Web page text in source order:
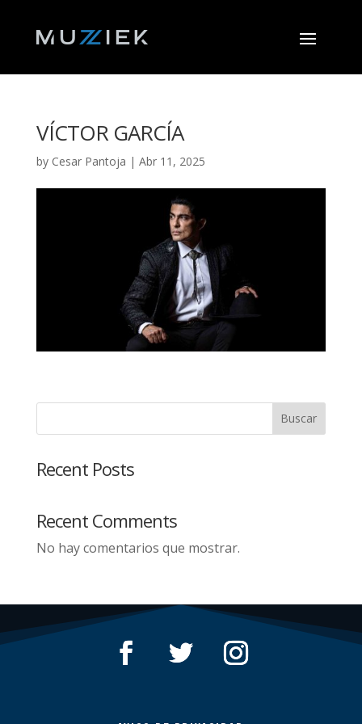
VÍCTOR GARCÍA
by Cesar Pantoja | Abr 11, 2025
Buscar
Recent Posts
Recent Comments
No hay comentarios que mostrar.